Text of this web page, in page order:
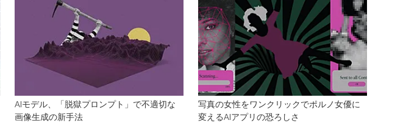
AIモデル、「脱獄プロンプト」で不適切な
画像生成の新手法
写真の女性をワンクリックでポルノ女優に
変えるAIアプリの恐ろしさ